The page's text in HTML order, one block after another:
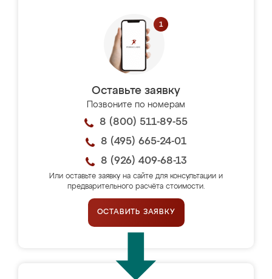
Оставьте заявку
Позвоните по номерам
8 (800) 511-89-55
8 (495) 665-24-01
8 (926) 409-68-13
Или оставьте заявку на сайте для консультации и
предварительного расчёта стоимости.
ОСТАВИТЬ ЗАЯВКУ